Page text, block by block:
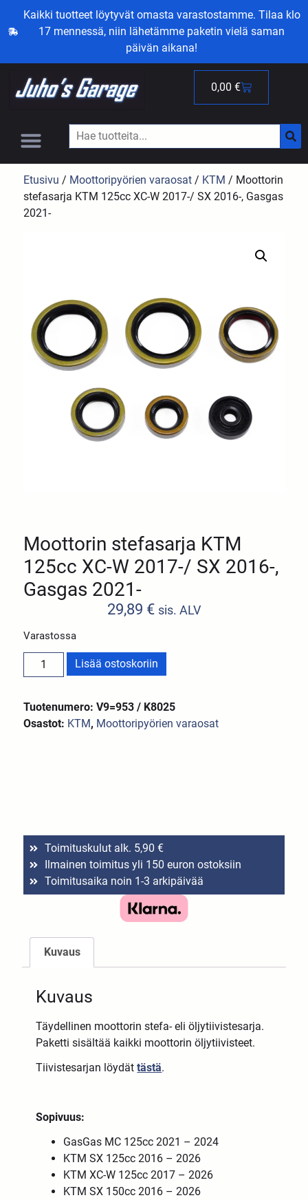
Kaikki tuotteet löytyvät omasta varastostamme. Tilaa klo
17 mennessä, niin lähetämme paketin vielä saman
päivän aikana!
0,00 €
Etusivu / Moottoripyörien varaosat / KTM / Moottorin
stefasarja KTM 125cc XC-W 2017-/ SX 2016-, Gasgas
2021-
Moottorin stefasarja KTM
125cc XC-W 2017-/ SX 2016-,
Gasgas 2021-
29,89 € sis. ALV
Varastossa
Lisää ostoskoriin
Tuotenumero: V9=953 / K8025
Osastot: KTM, Moottoripyörien varaosat
Toimituskulut alk. 5,90 €
Ilmainen toimitus yli 150 euron ostoksiin
Toimitusaika noin 1-3 arkipäivää
Kuvaus
Kuvaus
Täydellinen moottorin stefa- eli öljytiivistesarja.
Paketti sisältää kaikki moottorin öljytiivisteet.
Tiivistesarjan löydättästä.
Sopivuus:
GasGas MC 125cc 2021 – 2024
KTM SX 125cc 2016 – 2026
KTM XC-W 125cc 2017 – 2026
KTM SX 150cc 2016 – 2026